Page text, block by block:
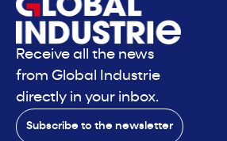
Receive all the news
from Global Industrie
directly in your inbox.
Subscribe to the newsletter